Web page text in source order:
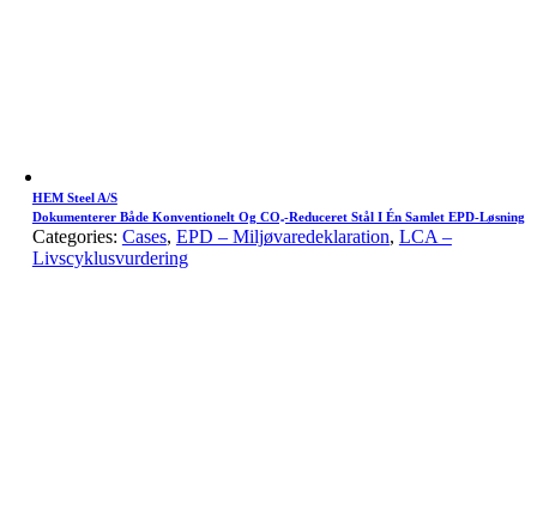
HEM Steel A/S
Dokumenterer Både Konventionelt Og CO₂-Reduceret Stål I Én Samlet EPD-Løsning
Categories: Cases, EPD – Miljøvaredeklaration, LCA –
Livscyklusvurdering